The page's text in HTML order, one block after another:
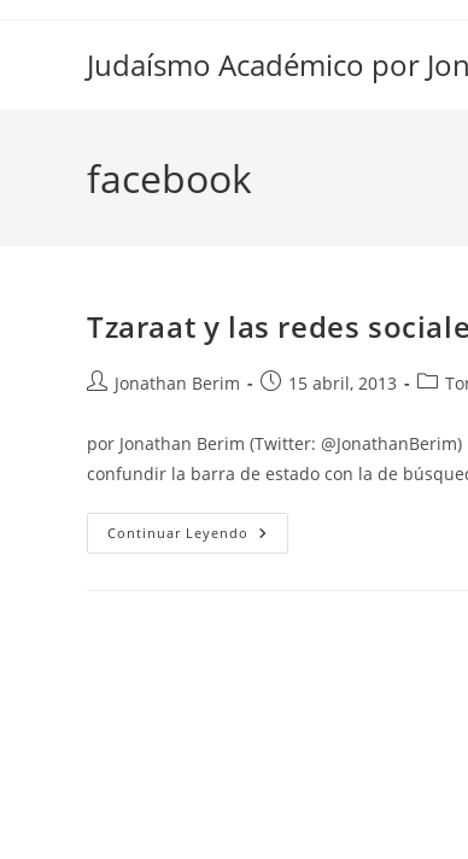
Judaísmo Académico por
facebook
Tzaraat y las redes
Autor
entrada:
Jonathan Berim
Entrada15 abril, 2013
la
por Jonathan Berim (Twitter:
confundir la barra de estado con la de
Continuar Leyendo Tzaraat
Y